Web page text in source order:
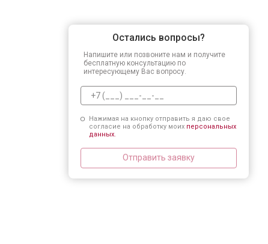
Остались вопросы?
Напишите или позвоните нам и получите
бесплатную консультацию по
интересующему Вас вопросу.
Нажимая на кнопку отправить я даю свое
согласие на обработку моих персональных
данных.
Отправить заявку